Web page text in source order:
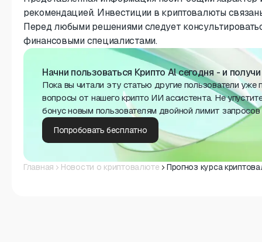
рекомендацией. Инвестиции в криптовалюты
Перед любыми решениями следует
финансовыми специалистами.
Начни пользоваться Крипто Al сегодня - и
Пока вы читали эту статью другие пользователи уже
вопросы от нашего крипто ИИ ассистента. Не
бонус новым пользователям двойной лимит
Попробовать бесплатно
Главная Новости о криптовалюте Прогноз курса